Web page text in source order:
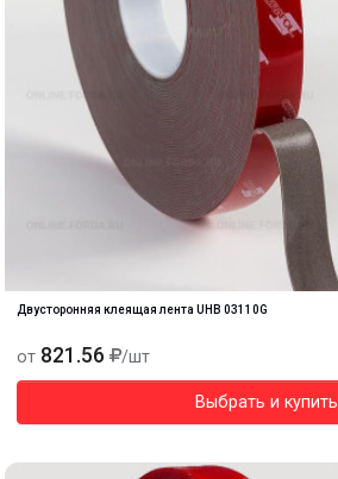
Двусторонняя клеящая лента UHB 03110G
от 821.56 /шт
Выбрать и купить